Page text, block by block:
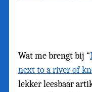
Wat me brengt bij “
next to a river of
lekker leesbaar